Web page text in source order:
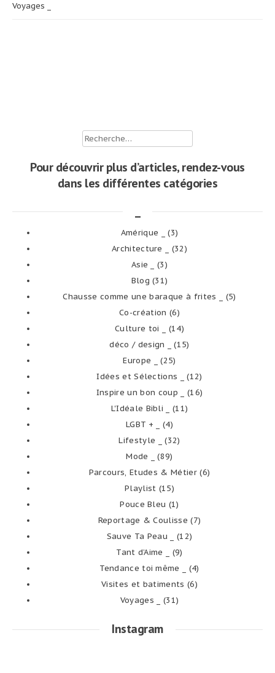
Voyages _
Rechercher :
Pour découvrir plus d’articles, rendez-vous
dans les différentes catégories
Amérique _
(3)
Architecture _
(32)
Asie _
(3)
Blog (31)
Chausse comme une baraque à frites _
(5)
Co-création (6)
Culture toi _
(14)
déco / design _
(15)
Europe _
(25)
Idées et Sélections _
(12)
Inspire un bon coup _
(16)
L'Idéale Bibli _
(11)
LGBT + _
(4)
Lifestyle _
(32)
Mode _
(89)
Parcours, Etudes & Métier(6)
Playlist (15)
Pouce Bleu (1)
Reportage & Coulisse (7)
Sauve Ta Peau _
(12)
Tant d’Aime _
(9)
Tendance toi même _
(4)
Visites et batiments (6)
Voyages _
(31)
Instagram